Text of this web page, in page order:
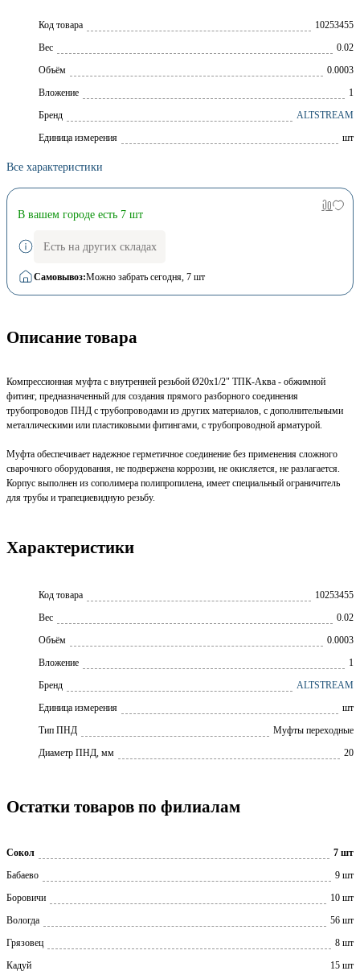
Код товара
10253455
Вес
0.02
Объём
0.0003
Вложение
1
Брeнд
ALTSTREAM
Единица измерения
шт
Все характеристики
В вашем городе есть 7 шт
Есть на других складах
Самовывоз:Можно забрать сегодня, 7 шт
Описание товара
Компрессионная муфта с внутренней резьбой Ø20х1/2" ТПК-Аква - обжимной
фитинг, предназначенный для создания прямого разборного соединения
трубопроводов ПНД с трубопроводами из других материалов, с дополнительными
металлическими или пластиковыми фитингами, с трубопроводной арматурой.
Муфта обеспечивает надежное герметичное соединение без применения сложного
сварочного оборудования, не подвержена коррозии, не окисляется, не разлагается.
Корпус выполнен из сополимера полипропилена, имеет специальный ограничитель
для трубы и трапециевидную резьбу.
Характеристики
Код товара
10253455
Вес
0.02
Объём
0.0003
Вложение
1
Бренд
ALTSTREAM
Единица измерения
шт
Тип ПНД
Муфты переходные
Диаметр ПНД, мм
20
Остатки товаров по филиалам
Сокол
7 шт
Бабаево
9 шт
Боровичи
10 шт
Вологда
56 шт
Грязовец
8 шт
Кадуй
15 шт